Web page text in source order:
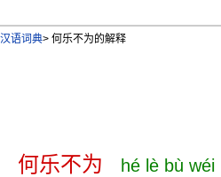
汉语词典> 何乐不为的解释
何乐不为 hé lè bù wéi